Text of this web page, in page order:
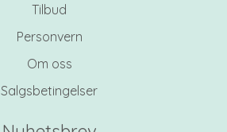
Tilbud
Personvern
Om oss
Salgsbetingelser